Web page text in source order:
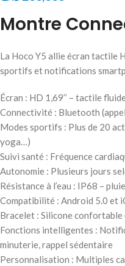
Montre
La Hoco Y5 allie écran tactile
sportifs et notifications
Écran : HD 1,69’’ – tactile
Connectivité : Bluetooth
Modes sportifs : Plus de 20
yoga…)
Suivi santé : Fréquence
Autonomie : Plusieurs jours
Résistance à l’eau : IP68 –
Compatibilité : Android 5.0 et
Bracelet : Silicone
Fonctions intelligentes :
minuterie, rappel sédentaire
Personnalisation : Multiples